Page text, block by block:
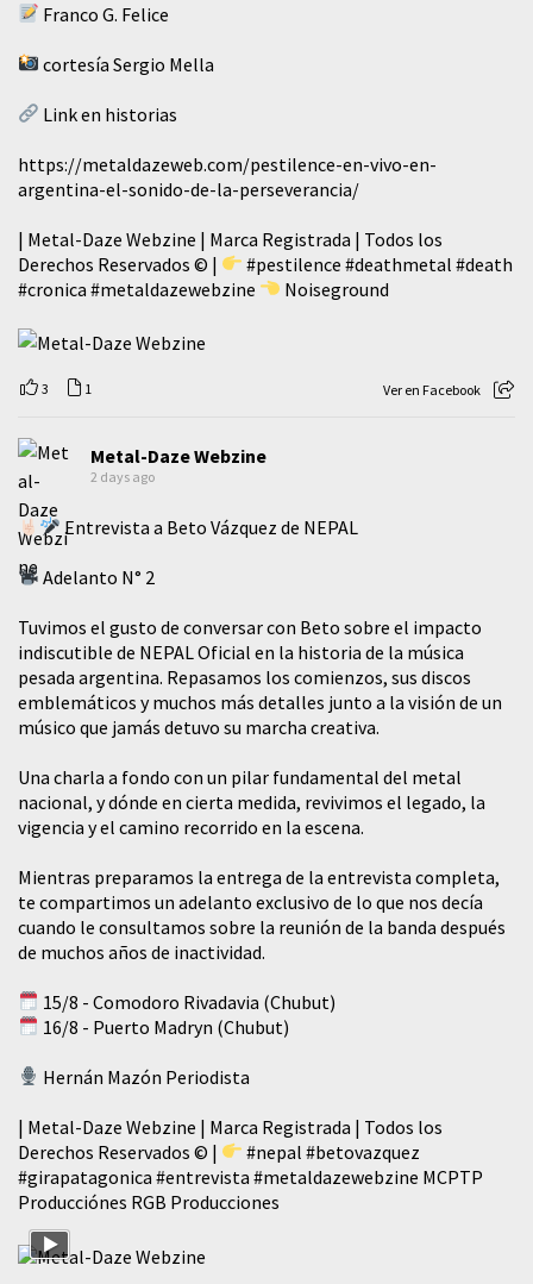
Franco G. Felice
cortesía Sergio Mella
Link en historias
https://metaldazeweb.com/pestilence-en-vivo-en-
argentina-el-sonido-de-la-perseverancia/
| Metal-Daze Webzine | Marca Registrada | Todos los
Derechos Reservados © |
#pestilence #deathmetal #death
#cronica #metaldazewebzine Noiseground
3 1 Ver en Facebook
Metal-Daze Webzine
2 days ago
Entrevista a Beto Vázquez de NEPAL
Adelanto N° 2
Tuvimos el gusto de conversar con Beto sobre el impacto
indiscutible de NEPAL Oficial en la historia de la música
pesada argentina. Repasamos los comienzos, sus discos
emblemáticos y muchos más detalles junto a la visión de un
músico que jamás detuvo su marcha creativa.
​Una charla a fondo con un pilar fundamental del metal
nacional, y dónde en cierta medida, revivimos el legado, la
vigencia y el camino recorrido en la escena.
Mientras preparamos la entrega de la entrevista completa,
te compartimos un adelanto exclusivo de lo que nos decía
cuando le consultamos sobre la reunión de la banda después
de muchos años de inactividad.
15/8 - Comodoro Rivadavia (Chubut)
16/8 - Puerto Madryn (Chubut)
Hernán Mazón Periodista
| Metal-Daze Webzine | Marca Registrada | Todos los
Derechos Reservados © |
#nepal #betovazquez
#girapatagonica #entrevista #metaldazewebzine MCPTP
Producciónes RGB Producciones